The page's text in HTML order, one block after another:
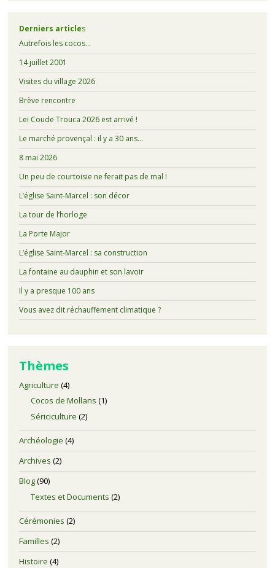
Derniers articles
Autrefois les cocos…
14 juillet 2001
Visites du village 2026
Brève rencontre
Lei Coude Trouca 2026 est arrivé !
Le marché provençal : il y a 30 ans…
8 mai 2026
Un peu de courtoisie ne ferait pas de mal !
L’église Saint-Marcel : son décor
La tour de l’horloge
La Porte Major
L’église Saint-Marcel : sa construction
La fontaine au dauphin et son lavoir
Il y a presque 100 ans
Vous avez dit réchauffement climatique ?
Thèmes
Agriculture (4)
Cocos de Mollans (1)
Sériciculture (2)
Archéologie (4)
Archives (2)
Blog(90)
Textes et Documents (2)
Cérémonies (2)
Familles (2)
Histoire (4)